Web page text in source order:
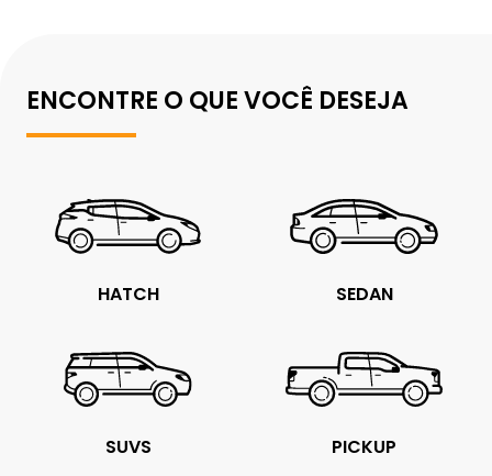
ENCONTRE O QUE VOCÊ DESEJA
HATCH SEDAN
SUVS PICKUP